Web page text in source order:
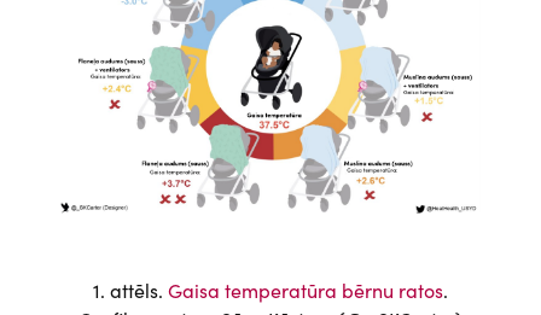
1. attēls. Gaisa temperatūra bērnu ratos.